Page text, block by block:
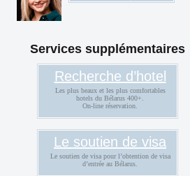
Services supplémentaires
Recherche d’hotel
Les plus beaux et les plus comfortables
hotels du Bélarus 400+.
On-line réservation.
Le soutien de visa
Le soutien de visa pour l’obtention de visa
d’entrée au Bélarus.